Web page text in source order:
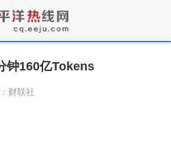
钟160亿Tokens
财联社